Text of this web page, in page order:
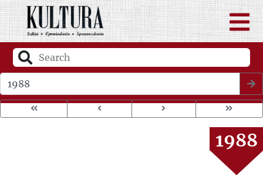
1984
1985
1986
1987
1988
1989